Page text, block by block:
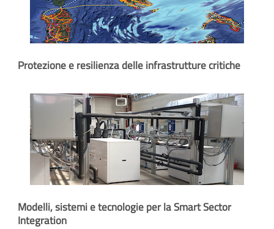
Protezione e resilienza delle infrastrutture critiche
Modelli, sistemi e tecnologie per la Smart Sector
Integration